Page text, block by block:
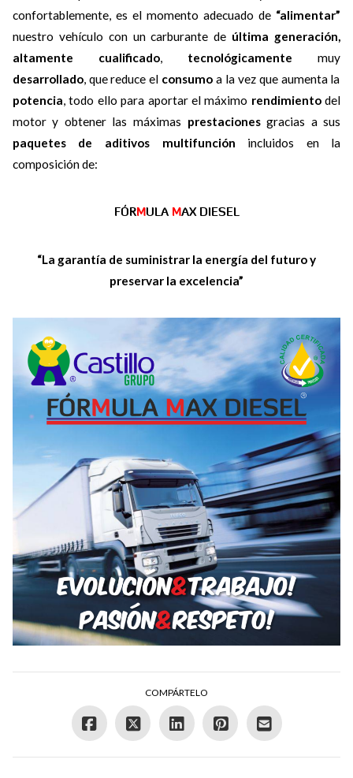
confortablemente, es el momento adecuado de “alimentar”
nuestro vehículo con un carburante de última generación,
altamente cualificado, tecnológicamente muy
desarrollado, que reduce el consumo a la vez que aumenta la
potencia, todo ello para aportar el máximo rendimientodel
motor y obtener las máximas prestacionesgracias a sus
paquetes de aditivos multifunción incluidos en la
composición de:
FÓRMULA MAX DIESEL
“La garantía de suministrar la energía del futuro y
preservar la excelencia”
COMPÁRTELO